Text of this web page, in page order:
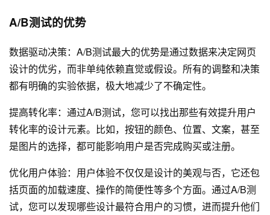
A/B测试的优势
数据驱动决策：A/B测试最大的优势是通过数据来决定网页
设计的优劣，而非单纯依赖直觉或假设。所有的调整和决策
都有明确的实验依据，极大地减少了不确定性。
提高转化率：通过A/B测试，您可以找出那些有效提升用户
转化率的设计元素。比如，按钮的颜色、位置、文案，甚至
是图片的选择，都可能影响用户是否完成购买或注册。
优化用户体验：用户体验不仅仅是设计的美观与否，它还包
括页面的加载速度、操作的简便性等多个方面。通过A/B测
试，您可以发现哪些设计最符合用户的习惯，进而提升他们